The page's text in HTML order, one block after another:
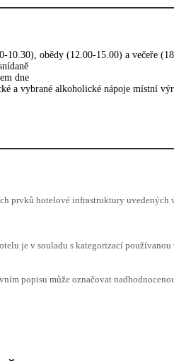
10.30), obědy (12.00-15.00) a večeře
dne
a vybrané alkoholické nápoje místní
prvků hotelové infrastruktury uvedených
je v souladu s kategorizací
popisu může označovat